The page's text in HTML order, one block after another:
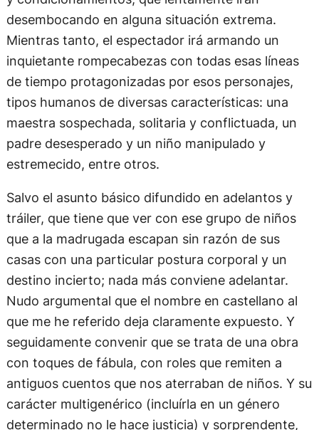
desembocando en alguna situación extrema.
Mientras tanto, el espectador irá armando un
inquietante rompecabezas con todas esas líneas
de tiempo protagonizadas por esos personajes,
tipos humanos de diversas características: una
maestra sospechada, solitaria y conflictuada, un
padre desesperado y un niño manipulado y
estremecido, entre otros.
Salvo el asunto básico difundido en adelantos y
tráiler, que tiene que ver con ese grupo de niños
que a la madrugada escapan sin razón de sus
casas con una particular postura corporal y un
destino incierto; nada más conviene adelantar.
Nudo argumental que el nombre en castellano al
que me he referido deja claramente expuesto. Y
seguidamente convenir que se trata de una obra
con toques de fábula, con roles que remiten a
antiguos cuentos que nos aterraban de niños. Y su
carácter multigenérico (incluírla en un género
determinado no le hace justicia) y sorprendente,